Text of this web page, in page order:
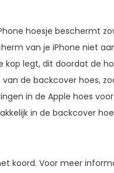
hoesje beschermt
van je iPhone niet
kop legt, dit doordat de
de backcover hoes,
in de Apple hoes
in de backcover
koord. Voor meer